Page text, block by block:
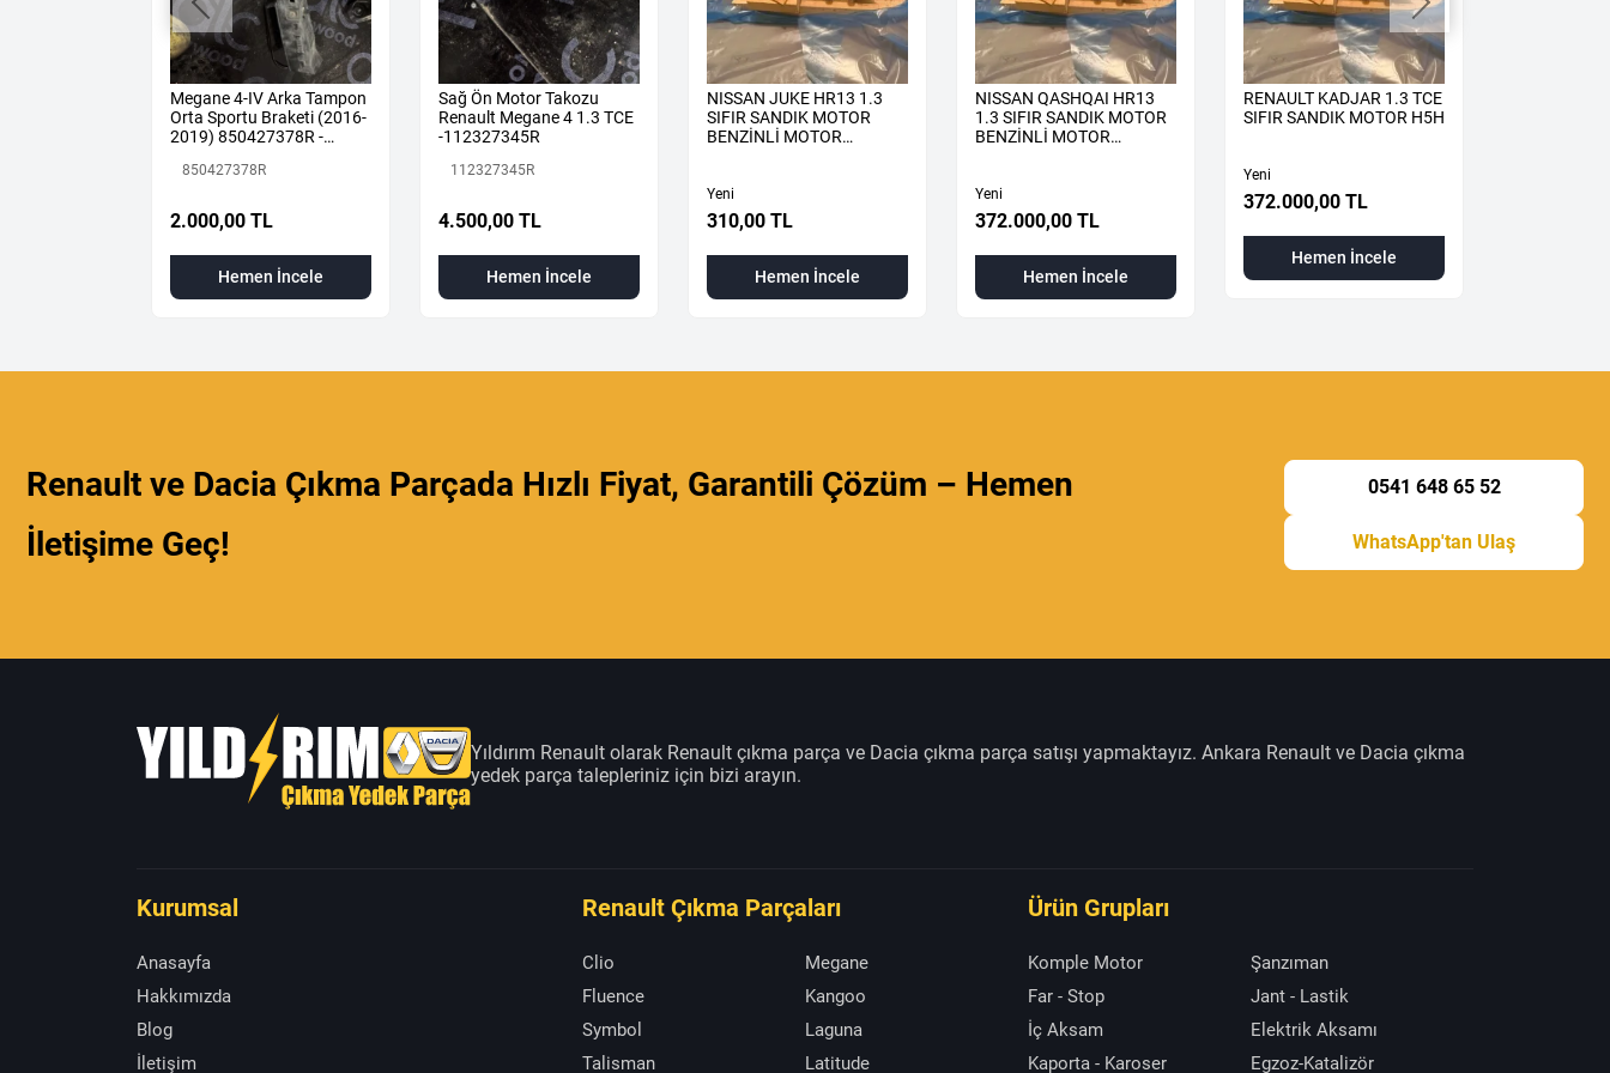
Megane 4-IV Arka Tampon
Orta Sportu Braketi (2016-
2019) 850427378R -
850427378R
2.000,00 TL
Hemen İncele
Sağ Ön Motor Takozu
Renault Megane 4 1.3 TCE
-112327345R
112327345R
4.500,00 TL
Hemen İncele
NISSAN JUKE HR13 1.3
SIFIR SANDIK MOTOR
BENZİNLİ MOTOR
Yeni
310,00 TL
Hemen İncele
NISSAN QASHQAI HR13
1.3 SIFIR SANDIK MOTOR
BENZİNLİ MOTOR
Yeni
372.000,00 TL
Hemen İncele
RENAULT KADJAR 1.3 TCE
SIFIR SANDIK MOTOR H5H
Yeni
372.000,00 TL
Hemen İncele
Renault ve Dacia Çıkma Parçada Hızlı Fiyat, Garantili Çözüm – Hemen
İletişime Geç!
0541 648 65 52
WhatsApp'tan Ulaş
Yıldırım Renault olarak Renault çıkma parça ve Dacia çıkma parça satışı yapmaktayız. Ankara Renault ve Dacia çıkma
yedek parça talepleriniz için bizi arayın.
Kurumsal
Anasayfa
Hakkımızda
Blog
İletişim
Renault Çıkma Parçaları
Clio
Megane
Fluence
Kangoo
Symbol
Laguna
Talisman
Latitude
Ürün Grupları
Komple Motor
Şanzıman
Far - Stop
Jant - Lastik
İç Aksam
Elektrik Aksamı
Kaporta - Karoser
Egzoz-Katalizör